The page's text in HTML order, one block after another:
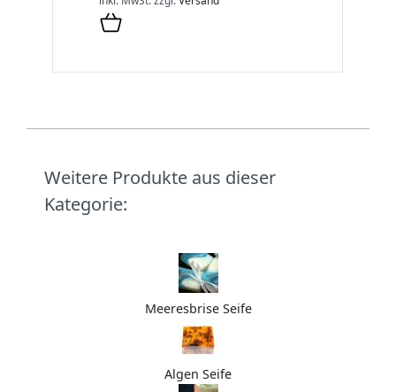
Weitere Produkte aus dieser
Kategorie:
Meeresbrise Seife
Algen Seife